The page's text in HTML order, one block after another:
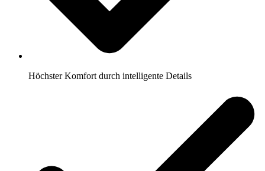
Höchster Komfort durch intelligente Details